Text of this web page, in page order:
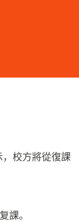
校方將從復課
課。